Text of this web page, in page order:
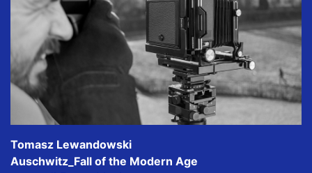
Tomasz Lewandowski
Auschwitz_Fall of the Modern Age